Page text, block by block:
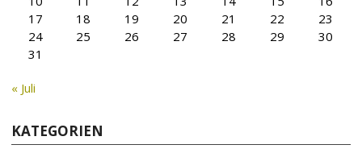
17
18 19 20 21 22
23
24
25 26 27 28 29
30
31
« Juli
KATEGORIEN